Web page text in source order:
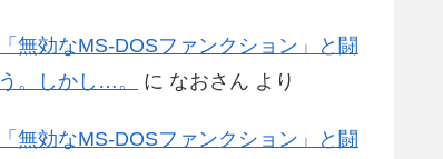
「無効なMS-DOSファンクション」と闘
う。しかし…。
に なおさん より
「無効なMS-DOSファンクション」と闘